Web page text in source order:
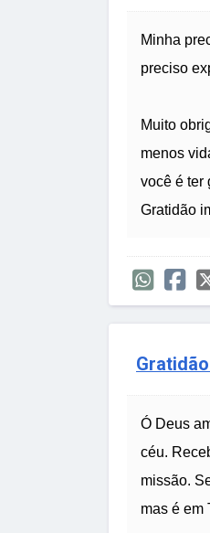
Minha
preciso
Muito
menos
você é ter
Gratidão
Ó Deus
céu.
missão.
mas é em